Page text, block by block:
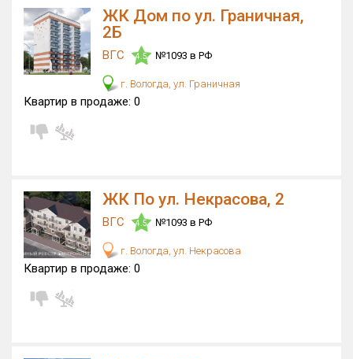
ЖК Дом по ул. Граничная,
2Б
ВГС 4.5 №1093 в РФ
г. Вологда, ул. Граничная
Квартир в продаже: 0
ЖК По ул. Некрасова, 2
ВГС 4.5 №1093 в РФ
г. Вологда, ул. Некрасова
Квартир в продаже: 0